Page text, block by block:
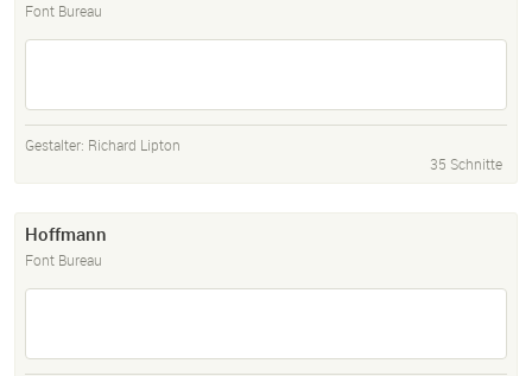
Font Bureau
Gestalter: Richard Lipton
35 Schnitte
Hoffmann
Font Bureau